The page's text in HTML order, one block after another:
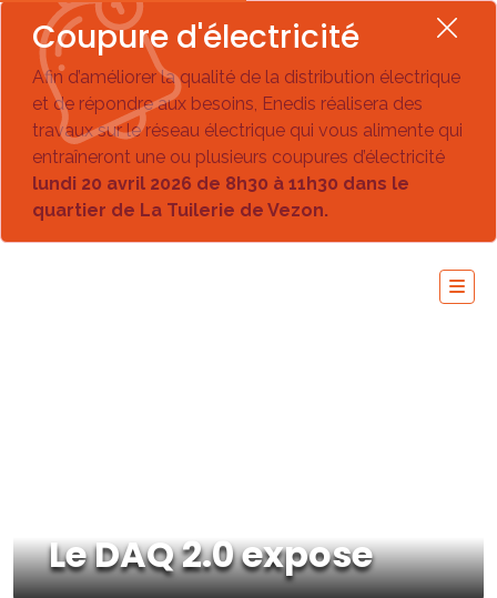
Coupure d'électricité
Afin d’améliorer la qualité de la distribution électrique
et de répondre aux besoins, Enedis réalisera des
travaux sur le réseau électrique qui vous alimente qui
entraîneront une ou plusieurs coupures d’électricité
lundi 20 avril 2026 de 8h30 à 11h30 dans le
quartier de La Tuilerie de Vezon.
Le DAQ 2.0 expose